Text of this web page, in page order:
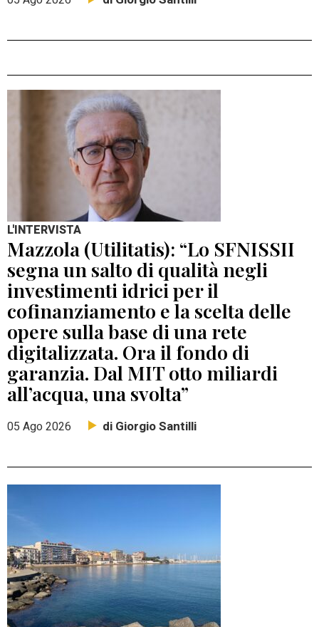
L'INTERVISTA
Mazzola (Utilitatis): “Lo SFNISSII
segna un salto di qualità negli
investimenti idrici per il
cofinanziamento e la scelta delle
opere sulla base di una rete
digitalizzata. Ora il fondo di
garanzia. Dal MIT otto miliardi
all’acqua, una svolta”
05 Ago 2026 di Giorgio Santilli